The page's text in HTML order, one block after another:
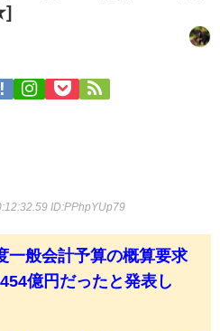
ID:PPhpYUp79
一般会計予算の概算要求
億円だったと発表し